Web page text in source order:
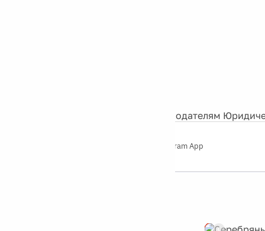
Рекламодателям
Telegram App